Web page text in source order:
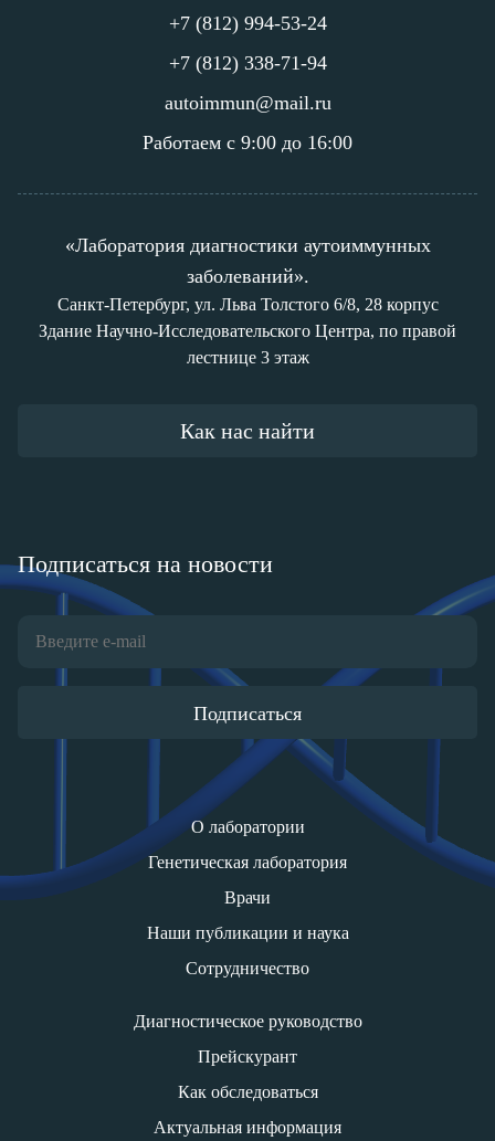
+7 (812) 994-53-24
+7 (812) 338-71-94
autoimmun@mail.ru
Работаем с 9:00 до 16:00
«Лаборатория диагностики аутоиммунных
заболеваний».
Санкт-Петербург, ул. Льва Толстого 6/8, 28 корпус
Здание Научно-Исследовательского Центра, по правой
лестнице 3 этаж
Как нас найти
Подписаться на новости
Подписаться
О лаборатории
Генетическая лаборатория
Врачи
Наши публикации и наука
Сотрудничество
Диагностическое руководство
Прейскурант
Как обследоваться
Актуальная информация